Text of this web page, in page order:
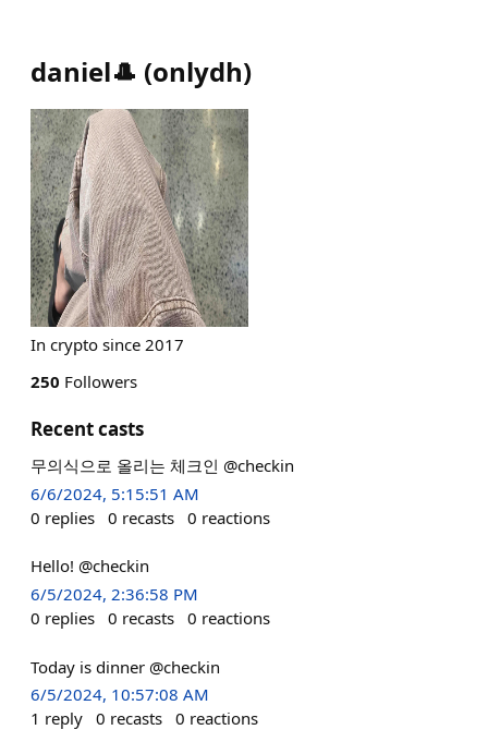
daniel🎩 (onlydh)
In crypto since 2017
250 Followers
Recent casts
무의식으로 올리는 체크인 @checkin
6/6/2024, 5:15:51 AM
0 replies 0 recasts 0 reactions
Hello! @checkin
6/5/2024, 2:36:58 PM
0 replies 0 recasts 0 reactions
Today is dinner @checkin
6/5/2024, 10:57:08 AM
1 reply 0 recasts 0 reactions